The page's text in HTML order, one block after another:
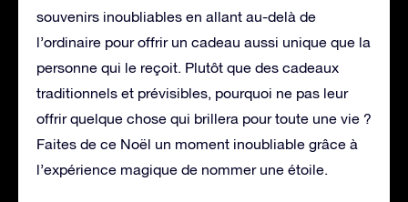
souvenirs inoubliables en allant au-delà de
l’ordinaire pour offrir un cadeau aussi unique que la
personne qui le reçoit. Plutôt que des cadeaux
traditionnels et prévisibles, pourquoi ne pas leur
offrir quelque chose qui brillera pour toute une vie ?
Faites de ce Noël un moment inoubliable grâce à
l’expérience magique de nommer une étoile.